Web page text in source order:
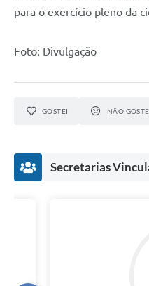
para o exercício pleno da
Foto: Divulgação
GOSTEI NÃO
Secretarias